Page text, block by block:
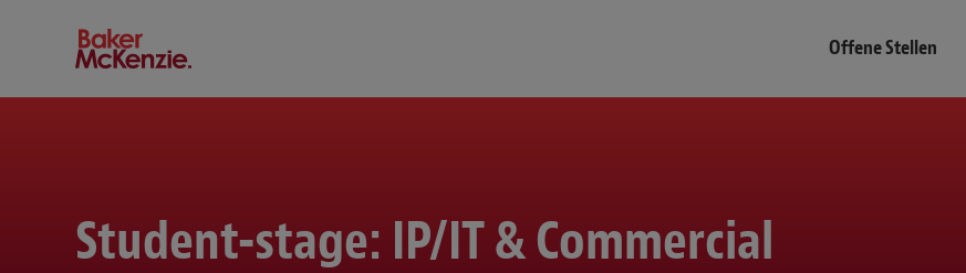
Offene Stellen
Baker McKenzie
Student-stage: IP/IT & Commercial